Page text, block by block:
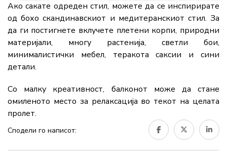
Ако сакате одреден стил, можете да се инспирирате
од бохо скандинавскиот и медитеранскиот стил. За
да ги постигнете вклучете плетени корпи, природни
материјали, многу растенија, светли бои,
минималистички мебел, теракота саксии и сини
детали.
Со малку креативност, балконот може да стане
омиленото место за релаксација во текот на целата
пролет.
Сподели го написот: